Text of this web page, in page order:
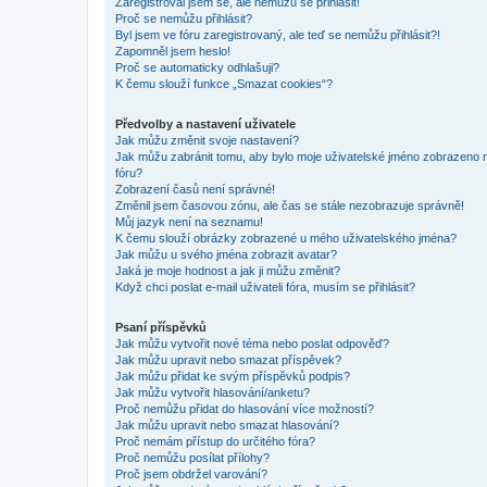
Proč se nemůžu přihlásit?
Byl jsem ve fóru zaregistrovaný, ale teď se nemůžu přihlásit?!
Zapomněl jsem heslo!
Proč se automaticky odhlašuji?
K čemu slouží funkce „Smazat cookies“?
Předvolby a nastavení uživatele
Jak můžu změnit svoje nastavení?
Jak můžu zabránit tomu, aby bylo moje uživatelské jméno
fóru?
Zobrazení časů není správné!
Změnil jsem časovou zónu, ale čas se stále nezobrazuje správně!
Můj jazyk není na seznamu!
K čemu slouží obrázky zobrazené u mého uživatelského jména?
Jak můžu u svého jména zobrazit avatar?
Jaká je moje hodnost a jak ji můžu změnit?
Když chci poslat e-mail uživateli fóra, musím se přihlásit?
Psaní příspěvků
Jak můžu vytvořit nové téma nebo poslat odpověď?
Jak můžu upravit nebo smazat příspěvek?
Jak můžu přidat ke svým příspěvků podpis?
Jak můžu vytvořit hlasování/anketu?
Proč nemůžu přidat do hlasování více možností?
Jak můžu upravit nebo smazat hlasování?
Proč nemám přístup do určitého fóra?
Proč nemůžu posílat přílohy?
Proč jsem obdržel varování?